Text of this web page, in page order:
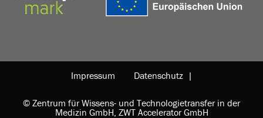
Impressum Datenschutz |
© Zentrum für Wissens- und Technologietransfer in der
Medizin GmbH, ZWT Accelerator GmbH